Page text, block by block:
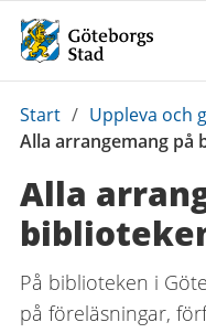
Du
är
Start / Uppleva och
Alla arrangemang på
Alla
På biblioteken i
på föreläsningar,